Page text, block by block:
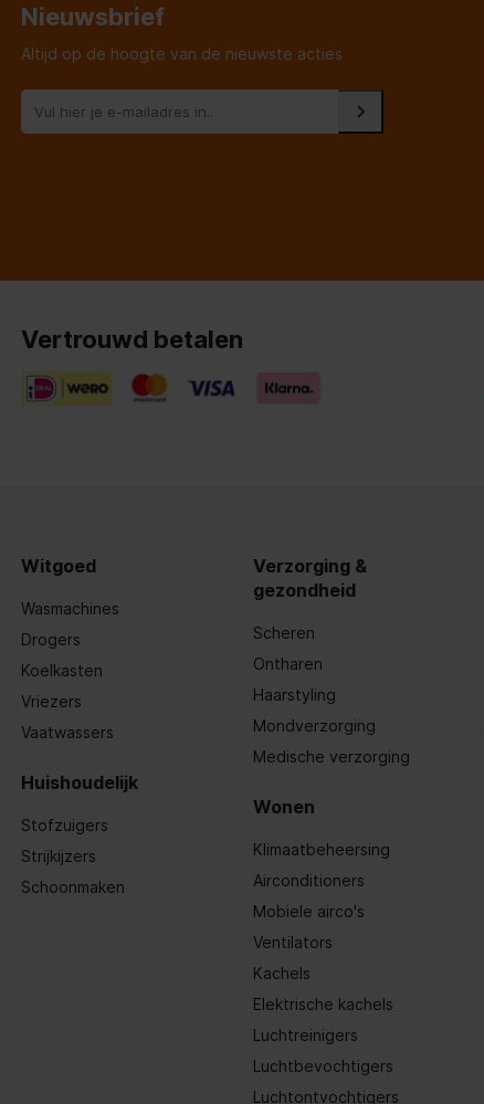
Nieuwsbrief
Altijd op de hoogte van de nieuwste acties
Vertrouwd betalen
Witgoed
Wasmachines
Drogers
Koelkasten
Vriezers
Vaatwassers
Huishoudelijk
Stofzuigers
Strijkijzers
Schoonmaken
Verzorging &
gezondheid
Scheren
Ontharen
Haarstyling
Mondverzorging
Medische verzorging
Wonen
Klimaatbeheersing
Airconditioners
Mobiele airco's
Ventilators
Kachels
Elektrische kachels
Luchtreinigers
Luchtbevochtigers
Luchtontvochtigers